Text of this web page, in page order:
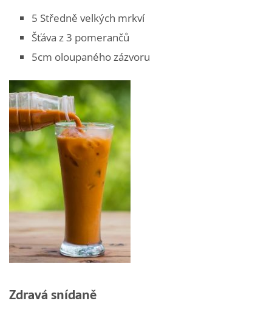
5 Středně velkých mrkví
Šťáva z 3 pomerančů
5cm oloupaného zázvoru
Zdravá snídaně